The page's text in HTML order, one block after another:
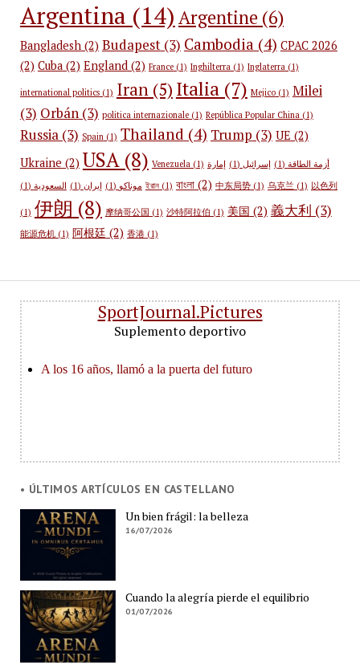
Argentina (14) Argentine(6)
Bangladesh(2) Budapest(3) Cambodia (4) CPAC 2026
(2) Cuba(2) England(2) France(1) Inghilterra (1) Inglaterra (1)
international politics(1) Iran(5) Italia(7) Mejico(1) Milei
(3) Orbán(3) politica internazionale(1) República Popular China (1)
Russia(3) Spain (1) Thailand (4) Trump (3) UE (2)
Ukraine (2) USA(8) Venezuela (1) أزمة الطاقة (1) إسرائيل (1)
إمارة
موناكو (1) إيران (1) السعودية (1) ইরান(1) বাংলা(2) 中东局势(1) 乌克兰 (1) 以色列
(1) 伊朗 (8) 摩纳哥公国 (1) 沙特阿拉伯 (1) 美国 (2) 義大利 (3)
能源危机(1) 阿根廷 (2) 香港(1)
SportJournal.Pictures
Suplemento deportivo
• ÚLTIMOS ARTÍCULOS EN CASTELLANO
Un bien frágil: la belleza
16/07/2026
Cuando la alegría pierde el equilibrio
01/07/2026